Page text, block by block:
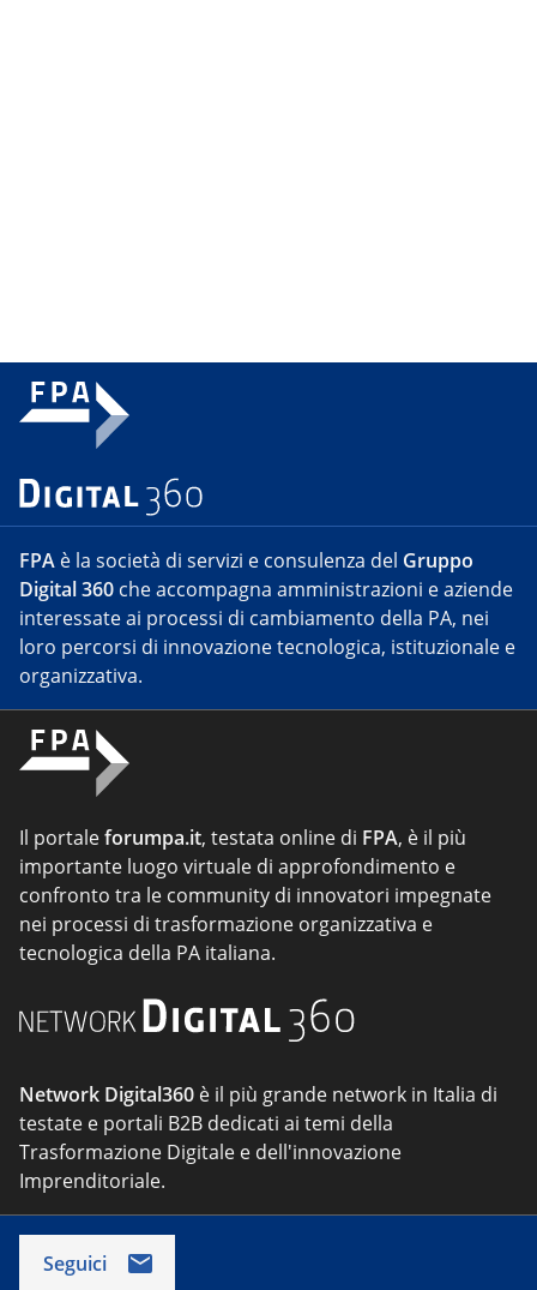
FPA è la società di servizi e consulenza del Gruppo
Digital 360 che accompagna amministrazioni e aziende
interessate ai processi di cambiamento della PA, nei
loro percorsi di innovazione tecnologica, istituzionale e
organizzativa.
Il portaleforumpa.it, testata online di FPA, è il più
importante luogo virtuale di approfondimento e
confronto tra le community di innovatori impegnate
nei processi di trasformazione organizzativa e
tecnologica della PA italiana.
Network Digital360 è il più grande network in Italia di
testate e portali B2B dedicati ai temi della
Trasformazione Digitale e dell'innovazione
Imprenditoriale.
Seguici